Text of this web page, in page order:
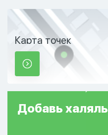
Карта точек
Добавь халяль